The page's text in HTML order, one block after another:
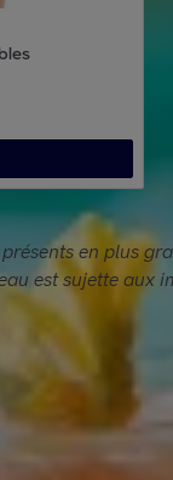
en plus
est sujette aux